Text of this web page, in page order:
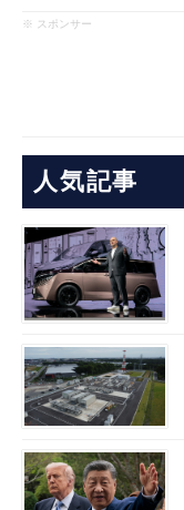
※ スポンサー
人気記事